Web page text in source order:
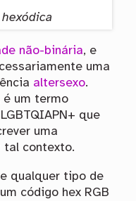
não-binária, e
uma
altersexo.
é um termo
que
uma
tal contexto.
qualquer tipo de
código hex RGB